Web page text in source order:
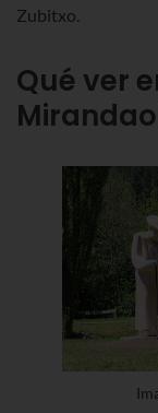
Zubitxo.
Qué ver